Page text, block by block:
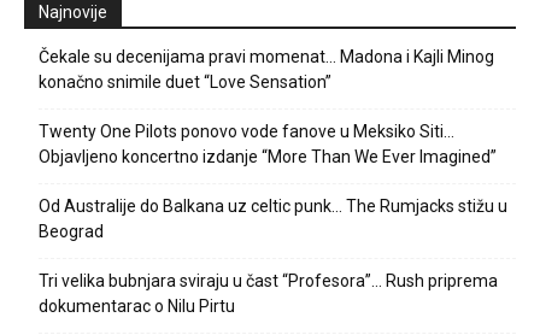
Najnovije
Čekale su decenijama pravi momenat… Madona i Kajli Minog
konačno snimile duet “Love Sensation”
Twenty One Pilots ponovo vode fanove u Meksiko Siti…
Objavljeno koncertno izdanje “More Than We Ever Imagined”
Od Australije do Balkana uz celtic punk… The Rumjacks stižu u
Beograd
Tri velika bubnjara sviraju u čast “Profesora”… Rush priprema
dokumentarac o Nilu Pirtu